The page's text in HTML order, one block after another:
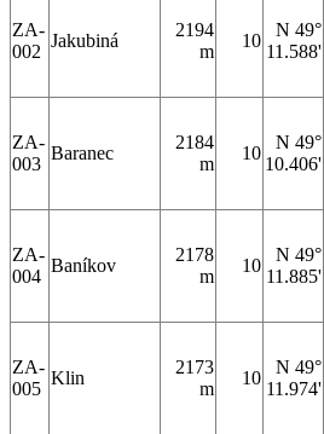
ZA-
002
Jakubiná
2194
m
10
N 49°
11.588'
ZA-
003
Baranec
2184
m
10
N 49°
10.406'
ZA-
004
Baníkov
2178
m
10
N 49°
11.885'
ZA-
005
Klin
2173
m
10
N 49°
11.974'